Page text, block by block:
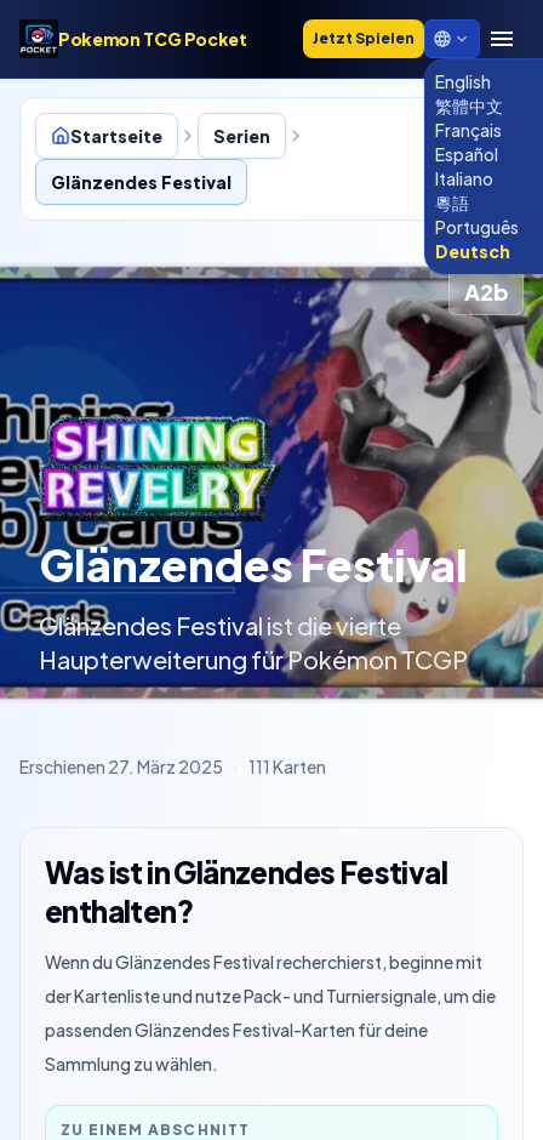
Pokemon TCG Pocket Jetzt Spielen
English
繁體中文
Français
Español
Italiano
粵語
Português
Deutsch
Startseite Serien
Glänzendes Festival
A2b
Glänzendes Festival
Glänzendes Festival ist die vierte
Haupterweiterung für Pokémon TCGP
Erschienen 27. März 2025 · 111 Karten
Was ist in Glänzendes Festival
enthalten?
Wenn du Glänzendes Festival recherchierst, beginne mit
der Kartenliste und nutze Pack- und Turniersignale, um die
passenden Glänzendes Festival-Karten für deine
Sammlung zu wählen.
ZU EINEM ABSCHNITT